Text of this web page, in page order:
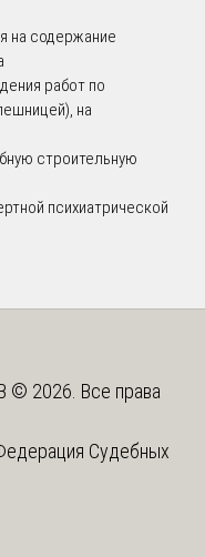
на содержание
работ по
на
строительную
психиатрической
2026. Все права
Судебных